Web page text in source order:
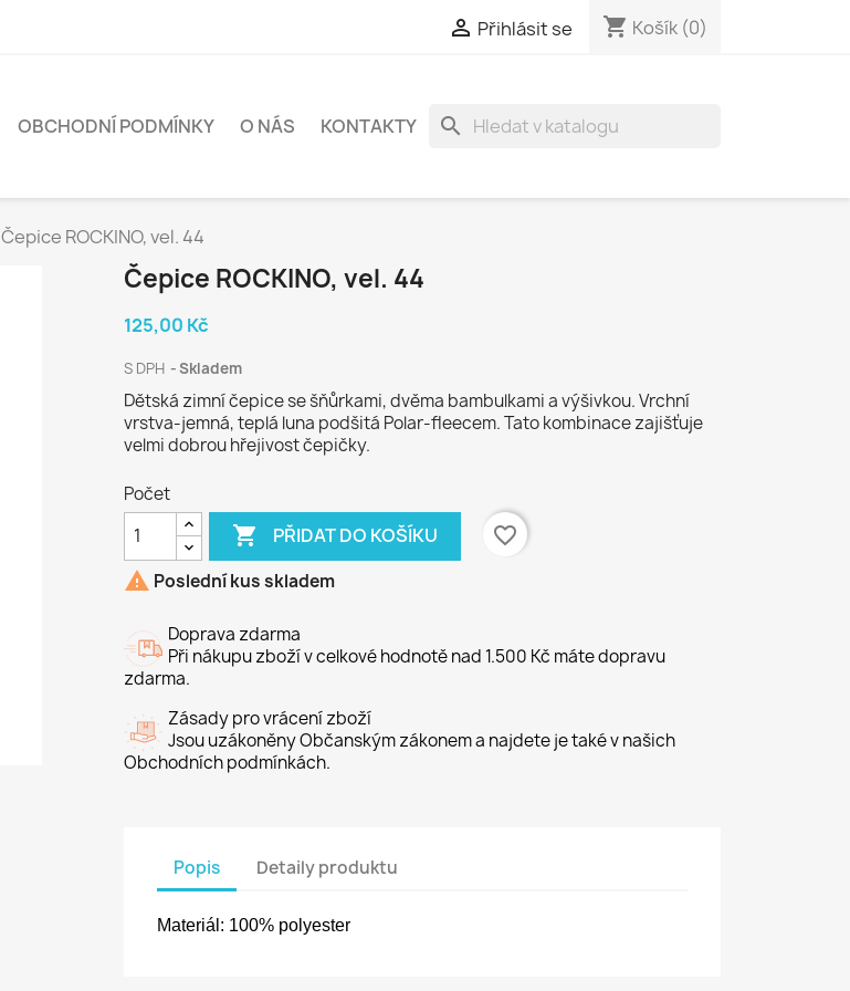
 Přihlásit se shopping_cart Košík (0)
OBCHODNÍ PODMÍNKY O NÁS KONTAKTY search
Čepice ROCKINO, vel. 44
Čepice ROCKINO, vel. 44
125,00 Kč
S DPH Skladem
Dětská zimní čepice se šňůrkami, dvěma bambulkami a výšivkou. Vrchní
vrstva-jemná, teplá luna podšitá Polar-fleecem. Tato kombinace zajišťuje
velmi dobrou hřejivost čepičky.
Počet
 PŘIDAT DO KOŠÍKU
favorite_border
 Poslední kus skladem
Doprava zdarma
Při nákupu zboží v celkové hodnotě nad 1.500 Kč máte dopravu
zdarma.
Zásady pro vrácení zboží
Jsou uzákoněny Občanským zákonem a najdete je také v našich
Obchodních podmínkách.
Popis Detaily produktu
Materiál: 100% polyester